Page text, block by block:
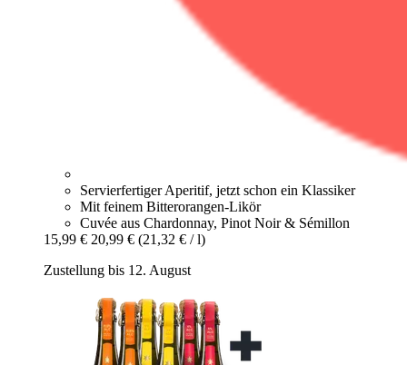
Servierfertiger Aperitif, jetzt schon ein Klassiker
Mit feinem Bitterorangen-Likör
Cuvée aus Chardonnay, Pinot Noir & Sémillon
15,99 € 20,99 € (21,32 € / l)
Zustellung bis 12. August